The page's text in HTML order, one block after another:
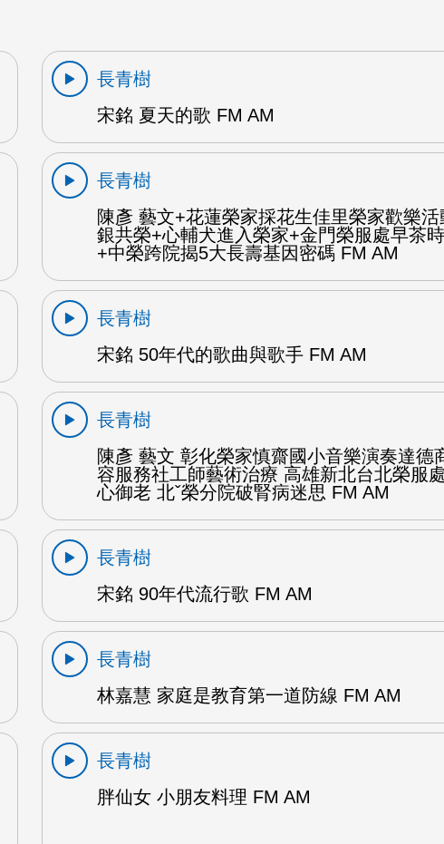
長青樹
宋銘 夏天的歌 FM AM
長青樹
陳彥 藝文+花蓮榮家採花生佳里榮家歡樂活
銀共榮+心輔犬進入榮家+金門榮服處早茶
+中榮跨院揭5大長壽基因密碼 FM AM
長青樹
宋銘 50年代的歌曲與歌手 FM AM
長青樹
陳彥 藝文 彰化榮家慎齋國小音樂演奏達德
容服務社工師藝術治療 高雄新北台北榮服
心御老 北ˇ榮分院破腎病迷思 FM AM
長青樹
宋銘 90年代流行歌 FM AM
長青樹
林嘉慧 家庭是教育第一道防線 FM AM
長青樹
胖仙女 小朋友料理 FM AM